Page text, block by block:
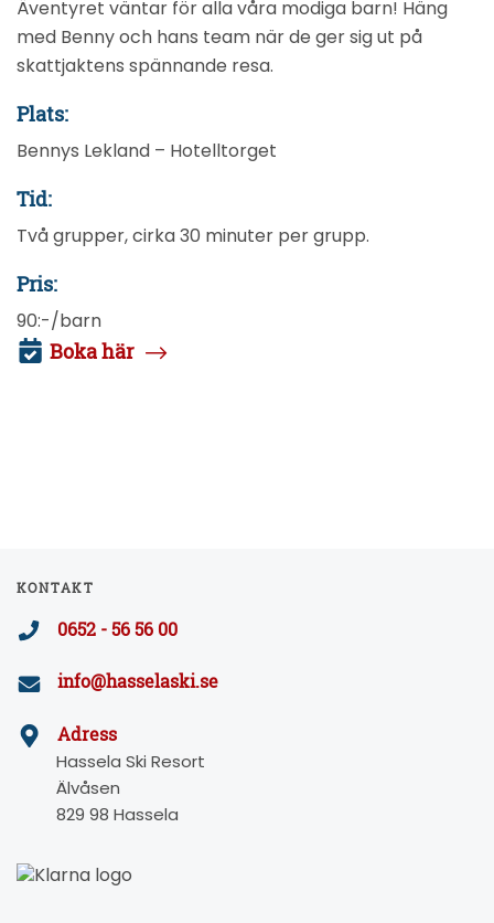
Äventyret väntar för alla våra modiga barn! Häng
med Benny och hans team när de ger sig ut på
skattjaktens spännande resa.
Plats:
Bennys Lekland – Hotelltorget
Tid:
Två grupper, cirka 30 minuter per grupp.
Pris:
90:-/barn
Boka här
KONTAKT
0652 - 56 56 00
info@hasselaski.se
Adress
Hassela Ski Resort
Älvåsen
829 98 Hassela